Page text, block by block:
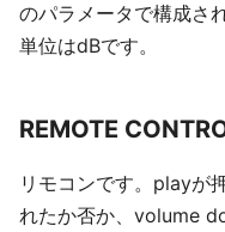
のパラメータで構成さ
単位はdBです。
REMOTE
リモコンです。playが
れたか否か、volume